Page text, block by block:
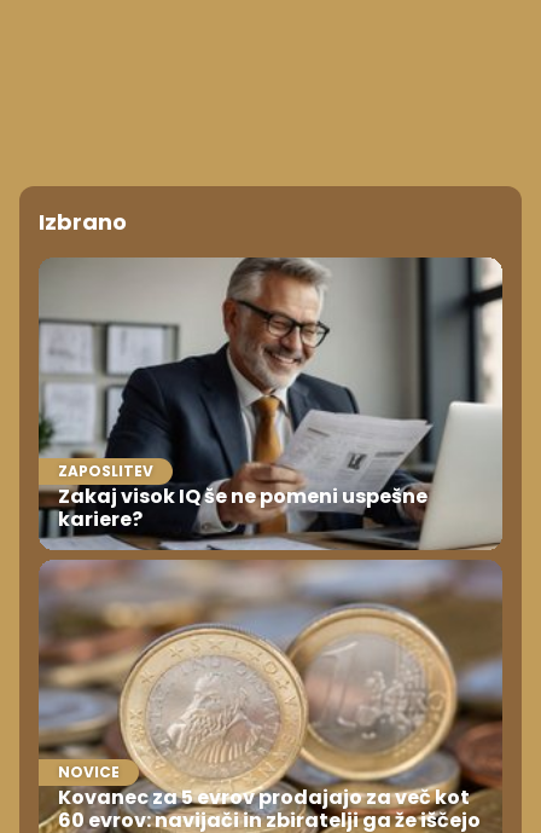
Izbrano
ZAPOSLITEV
Zakaj visok IQ še ne pomeni uspešne
kariere?
NOVICE
Kovanec za 5 evrov prodajajo za več kot
60 evrov: navijači in zbiratelji ga že iščejo